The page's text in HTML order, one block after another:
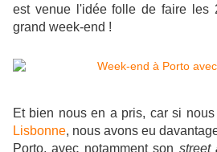
est venue l'idée folle de faire les
grand week-end !
Et bien nous en a pris, car si
Lisbonne, nous avons eu
Porto, avec notamment son street